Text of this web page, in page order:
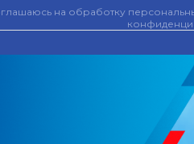
на обработку